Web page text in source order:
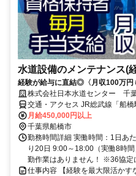
水道設備のメンテナンス(
経験が給与に直結◎〈月収100万円
株式会社日本水道センター 千
交通・アクセス JR総武線「船橋
(通勤利用可/ガソリン代は会社
帰OK！
月給450,000円以上
千葉県船橋市
勤務時間詳細 実働時間：1日あ
り20日 9:00～18:00（実働8時
勤作業はありません！ ※36協定
仕事内容 【経験を最大限活か